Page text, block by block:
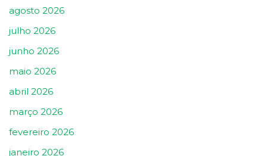
agosto 2026
julho 2026
junho 2026
maio 2026
abril 2026
março 2026
fevereiro 2026
janeiro 2026